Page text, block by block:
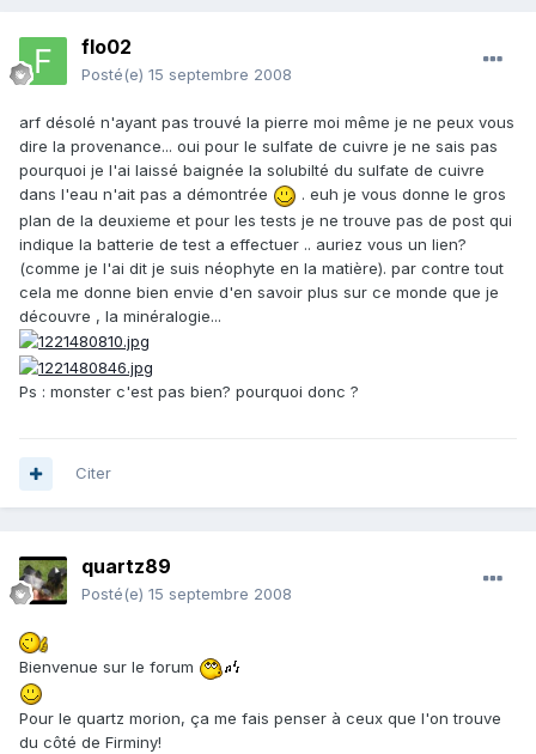
flo02
Posté(e) 15 septembre 2008
arf désolé n'ayant pas trouvé la pierre moi même je ne peux vous
dire la provenance... oui pour le sulfate de cuivre je ne sais pas
pourquoi je l'ai laissé baignée la solubilté du sulfate de cuivre
dans l'eau n'ait pas a démontrée
. euh je vous donne le gros
plan de la deuxieme et pour les tests je ne trouve pas de post qui
indique la batterie de test a effectuer .. auriez vous un lien?
(comme je l'ai dit je suis néophyte en la matière). par contre tout
cela me donne bien envie d'en savoir plus sur ce monde que je
découvre , la minéralogie...
Ps : monster c'est pas bien? pourquoi donc ?
Citer
quartz89
Posté(e) 15 septembre 2008
Bienvenue sur le forum
Pour le quartz morion, ça me fais penser à ceux que l'on trouve
du côté de Firminy!